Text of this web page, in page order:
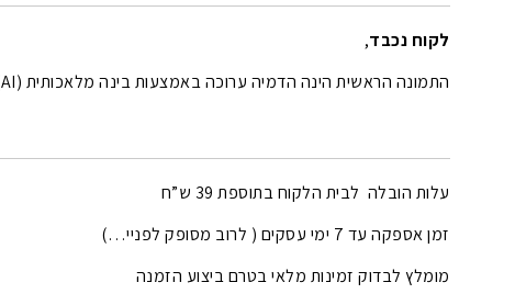
לקוח נכבד,
התמונה הראשית הינה הדמיה ערוכה באמצעות בינה מלאכותית (AI).
עלות הובלה לבית הלקוח בתוספת 39 ש”ח
זמן אספקה עד 7 ימי עסקים ( לרוב מסופק לפניי…)
מומלץ לבדוק זמינות מלאי בטרם ביצוע הזמנה